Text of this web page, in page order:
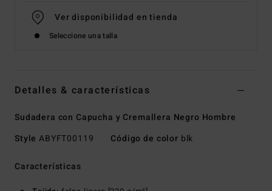
Ver disponibilidad en tienda
Seleccione una talla
Detalles & características
Sudadera con Capucha y Cremallera Negro Hombre
Style ABYFT00119 Código de color blk
Características